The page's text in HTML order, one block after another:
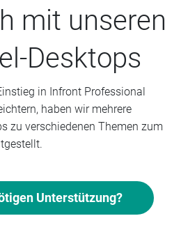
mit unseren
Desktops
in Infront Professional
haben wir mehrere
zu verschiedenen Themen zum
Unterstützung?